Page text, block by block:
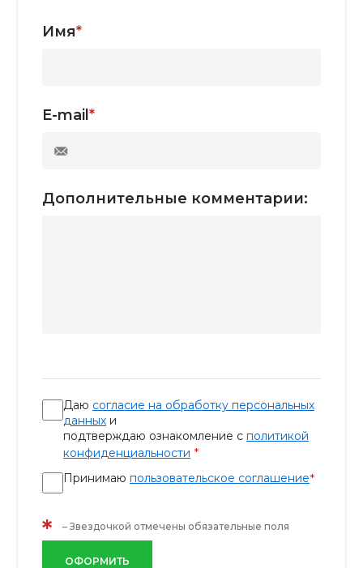
Имя*
E-mail *
Дополнительные комментарии:
Даю согласие на обработку персональных
данных и
подтверждаю ознакомление с политикой
конфиденциальности *
Принимаю пользовательское соглашение*
* – Звездочкой отмечены обязательные поля
ОФОРМИТЬ